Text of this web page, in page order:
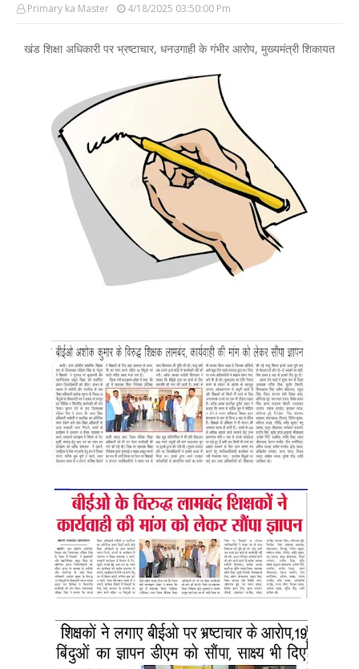
Primary ka Master 4/18/2025 03:50:00 Pm
खंड शिक्षा अधिकारी पर भ्रष्टाचार, धनउगाही के गंभीर आरोप, मुख्यमंत्री शिकायत